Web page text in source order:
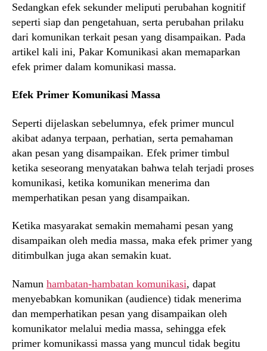
Sedangkan efek sekunder meliputi perubahan kognitif
seperti siap dan pengetahuan, serta perubahan prilaku
dari komunikan terkait pesan yang disampaikan. Pada
artikel kali ini, Pakar Komunikasi akan memaparkan
efek primer dalam komunikasi massa.
Efek Primer Komunikasi Massa
Seperti dijelaskan sebelumnya, efek primer muncul
akibat adanya terpaan, perhatian, serta pemahaman
akan pesan yang disampaikan. Efek primer timbul
ketika seseorang menyatakan bahwa telah terjadi proses
komunikasi, ketika komunikan menerima dan
memperhatikan pesan yang disampaikan.
Ketika masyarakat semakin memahami pesan yang
disampaikan oleh media massa, maka efek primer yang
ditimbulkan juga akan semakin kuat.
Namun hambatan-hambatan komunikasi, dapat
menyebabkan komunikan (audience) tidak menerima
dan memperhatikan pesan yang disampaikan oleh
komunikator melalui media massa, sehingga efek
primer komunikassi massa yang muncul tidak begitu